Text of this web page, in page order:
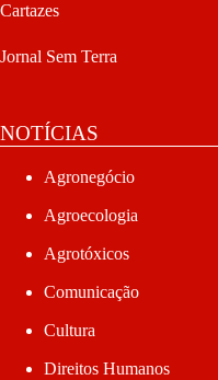
Cartazes
Jornal Sem Terra
NOTÍCIAS
Agronegócio
Agroecologia
Agrotóxicos
Comunicação
Cultura
Direitos Humanos